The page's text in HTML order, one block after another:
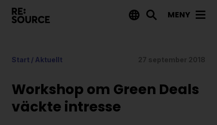
MENY
Nyheter
Tips på utlysningar
Start / Aktuellt 27 september 2018
Workshop om Green Deals
väckte intresse